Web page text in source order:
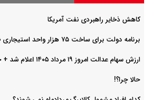
کاهش ذخایر راهبردی نفت آمریکا
برنامه دولت برای ساخت ۷۵ هزار واحد استیجاری ظرف سه سال
ارزش سهام عدالت امروز ۱۹ مرداد ۱۴۰۵ اعلام شد + جدول
حالا چرا؟!